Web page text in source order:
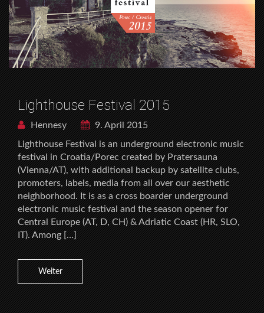
Lighthouse Festival 2015
Hennesy
9. April 2015
Lighthouse Festival is an underground electronic music
festival in Croatia/Porec created by Pratersauna
(Vienna/AT), with additional backup by satellite clubs,
promoters, labels, media from all over our aesthetic
neighborhood. It is as a cross boarder underground
electronic music festival and the season opener for
Central Europe (AT, D, CH) & Adriatic Coast (HR, SLO,
IT). Among […]
Weiter